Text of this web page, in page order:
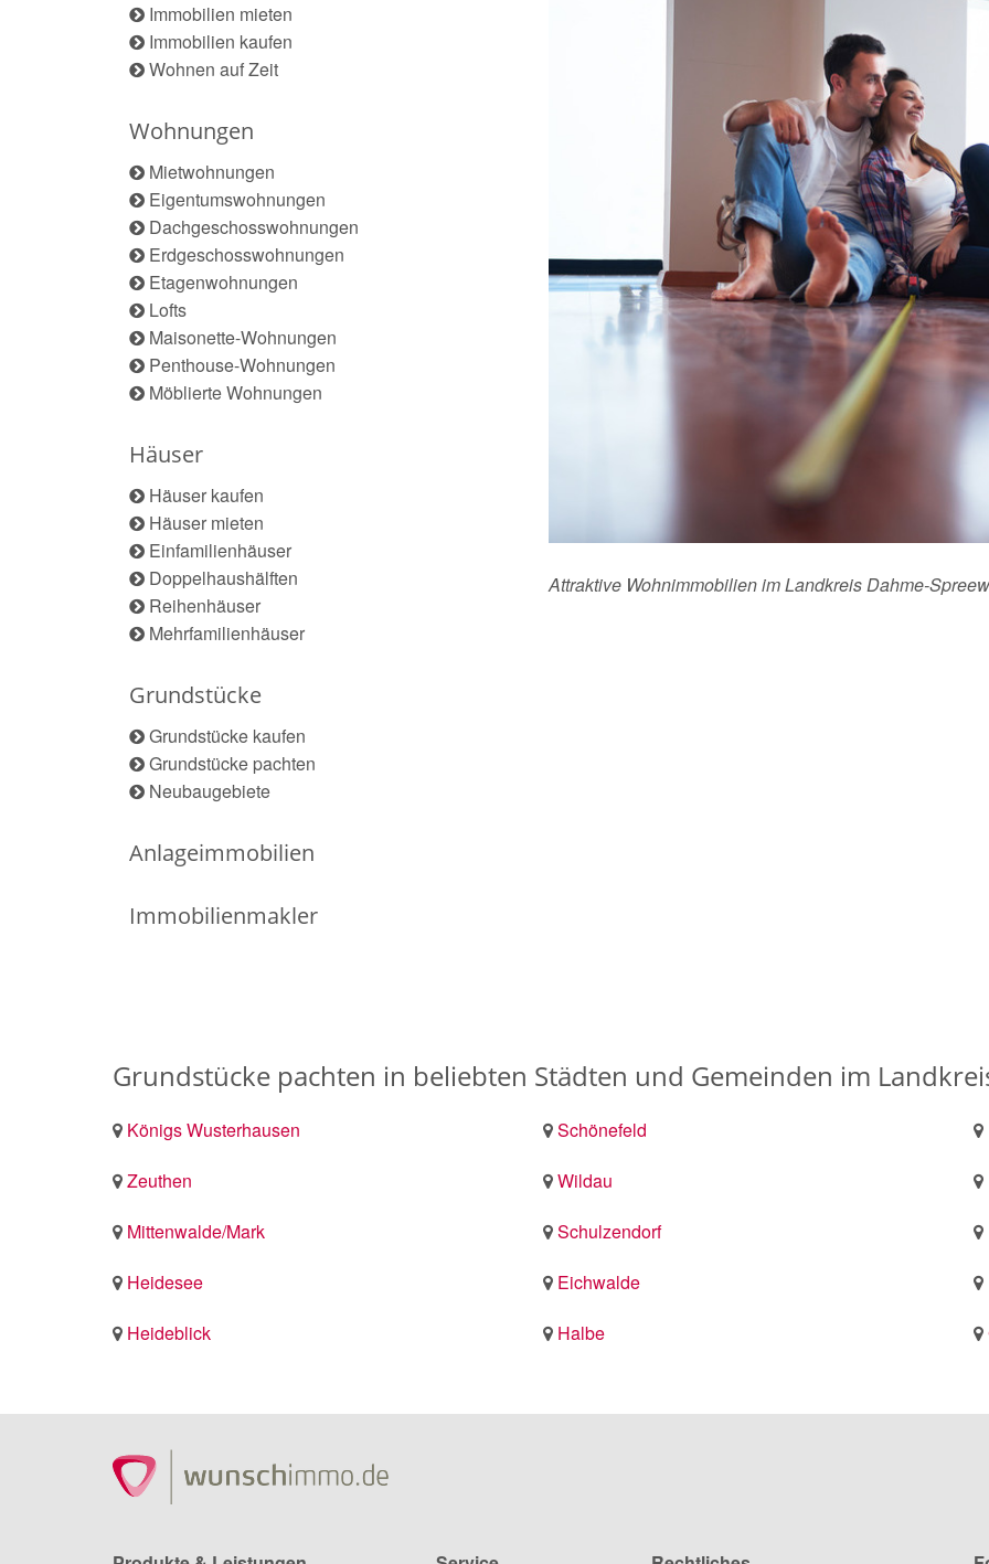
Immobilien mieten
Immobilien kaufen
Wohnen auf Zeit
Wohnungen
Mietwohnungen
Eigentumswohnungen
Dachgeschosswohnungen
Erdgeschosswohnungen
Etagenwohnungen
Lofts
Maisonette-Wohnungen
Penthouse-Wohnungen
Möblierte Wohnungen
Häuser
Häuser kaufen
Häuser mieten
Einfamilienhäuser
Doppelhaushälften
Reihenhäuser
Mehrfamilienhäuser
Grundstücke
Grundstücke kaufen
Grundstücke pachten
Neubaugebiete
Anlageimmobilien
Immobilienmakler
Attraktive Wohnimmobilien im Landkreis Dahme-
Grundstücke pachten in beliebten Städten und Gemeinden im
Königs Wusterhausen Schönefeld
Zeuthen
Wildau
Mittenwalde/Mark
Schulzendorf
Heidesee
Eichwalde
Heideblick
Halbe